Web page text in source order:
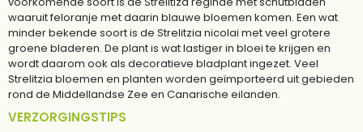
waaruit feloranje met daarin blauwe bloemen komen. Een wat
minder bekende soort is de Strelitzia nicolai met veel grotere
groene bladeren. De plant is wat lastiger in bloei te krijgen en
wordt daarom ook als decoratieve bladplant ingezet. Veel
Strelitzia bloemen en planten worden geïmporteerd uit gebieden
rond de Middellandse Zee en Canarische eilanden.
VERZORGINGSTIPS